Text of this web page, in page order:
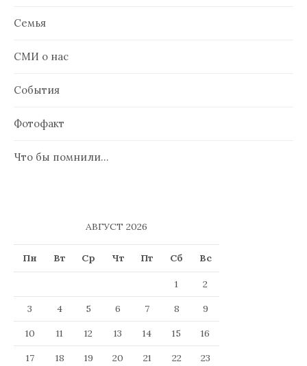
Семья
СМИ о нас
События
Фотофакт
Что бы помнили…
АВГУСТ 2026
Пн Вт Ср Чт Пт Сб Вс
1
2
3
4 5 6 7 8
9
10
11 12 13 14 15
16
17
18 19 20 21 22
23